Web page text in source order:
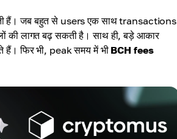
हैं। जब बहुत से users एक साथ transactions
की लागत बढ़ सकती है। साथ ही, बड़े आकार
हैं। फिर भी, peak समय में भी BCH fees